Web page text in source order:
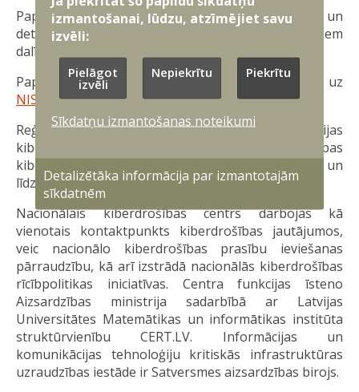
Papildu informācija par semināra norises vietu un
detalizēta programma tiks nosūtīta apstiprinātajiem
dalībniekiem divas dienas pirms plānotā semināra.
Papildu jautājumu gadījumā aicinām rakstīt uz
NIS2@mod.gov.lvvai zvanīt pa tālruni 67335131.
Reģionālo semināru norisi atbalsta Latvijas
kiberdrošības koordinācijas centrs (NCC-LV), Eiropas
kiberdrošības kompetenču centrs (ECCC) un
līdzfinansē Eiropas Savienība.
Nacionālais kiberdrošības centrs darbojas kā
vienotais kontaktpunkts kiberdrošības jautājumos,
veic nacionālo kiberdrošības prasību ieviešanas
pārraudzību, kā arī izstrādā nacionālās kiberdrošības
rīcībpolitikas iniciatīvas. Centra funkcijas īsteno
Aizsardzības ministrija sadarbībā ar Latvijas
Universitātes Matemātikas un informātikas institūta
struktūrvienību CERT.LV. Informācijas un
komunikācijas tehnoloģiju kritiskās infrastruktūras
uzraudzības iestāde ir Satversmes aizsardzības birojs.
izmantošanai, lūdzu, atzīmējiet savu
izvēli:
Pielāgot
izvēli
Nepiekrītu Piekrītu
Sīkdatņu izmantošanas noteikumi
Detalizētāka informācija par izmantotajām
sīkdatnēm